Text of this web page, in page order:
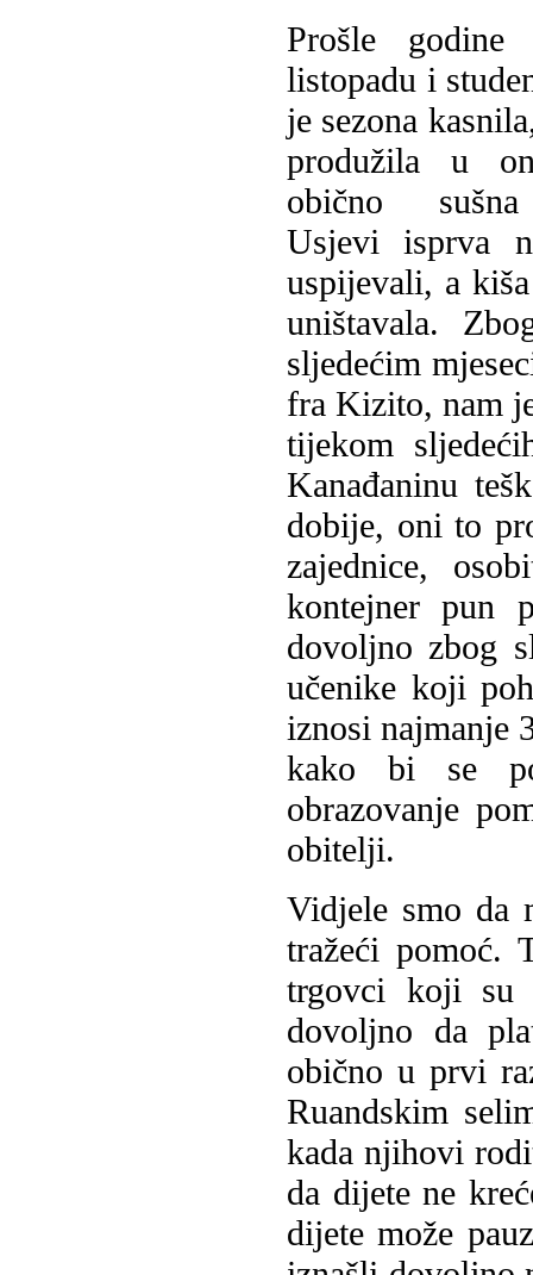
Prošle
listopadu i
je sezona
produžila u
obično
Usjevi isprva
uspijevali, a
uništavala.
sljedećim
fra Kizito, nam
tijekom
Kanađaninu
dobije, oni to
zajednice,
kontejner pun
dovoljno zbog
učenike koji
iznosi najmanje
kako bi se
obrazovanje
obitelji.
Vidjele smo da
tražeći pomoć.
trgovci koji su
dovoljno da
obično u prvi
Ruandskim
kada njihovi
da dijete ne
dijete može